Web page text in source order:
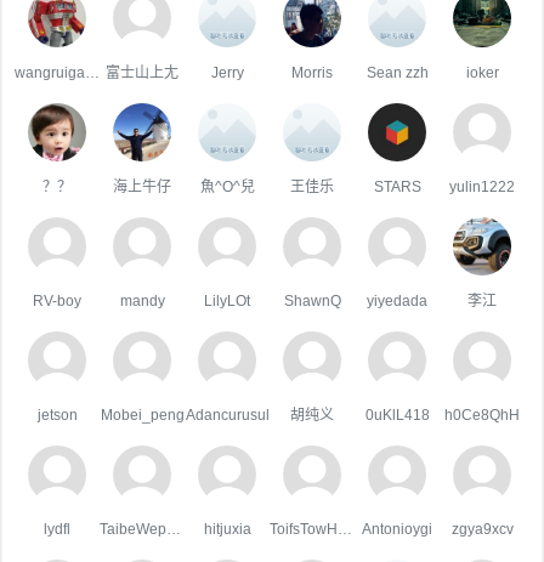
富士山上尢 Jerry Morris Sean zzh ioker
？？ 海上牛仔 魚^O^兒 王佳乐 STARS yulin1222
RV-boy mandy LilyLOt ShawnQ yiyedada 李江
jetson Mobei_pengAdancurusul 胡纯义 0uKlL418 h0Ce8QhH
lydfl hitjuxia Antonioygi zgya9xcv